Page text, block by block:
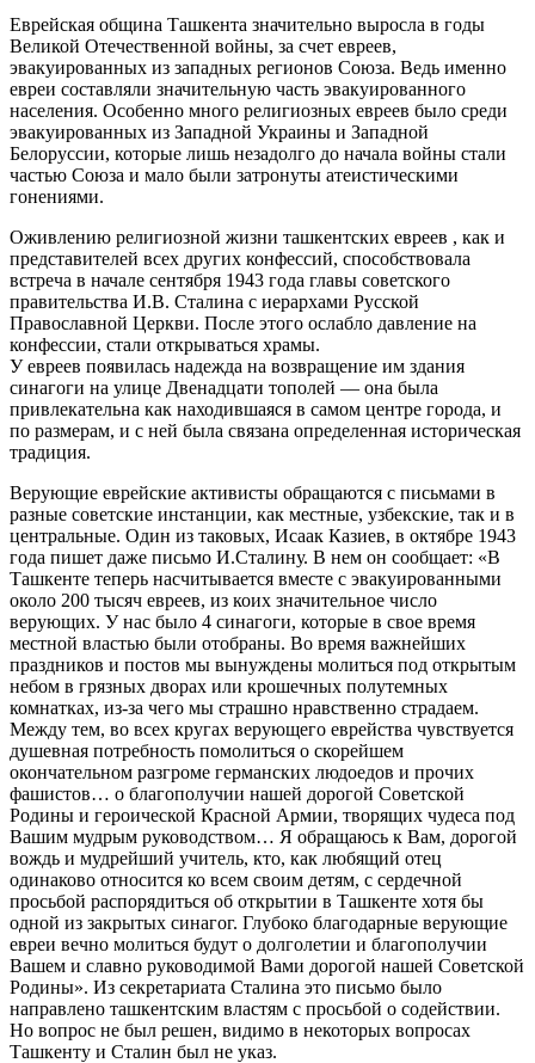
Еврейская община Ташкента значительно выросла в годы
Великой Отечественной войны, за счет евреев,
эвакуированных из западных регионов Союза. Ведь именно
евреи составляли значительную часть эвакуированного
населения. Особенно много религиозных евреев было среди
эвакуированных из Западной Украины и Западной
Белоруссии, которые лишь незадолго до начала войны стали
частью Союза и мало были затронуты атеистическими
гонениями.
Оживлению религиозной жизни ташкентских евреев , как и
представителей всех других конфессий, способствовала
встреча в начале сентября 1943 года главы советского
правительства И.В. Сталина с иерархами Русской
Православной Церкви. После этого ослабло давление на
конфессии, стали открываться храмы.
У евреев появилась надежда на возвращение им здания
синагоги на улице Двенадцати тополей — она была
привлекательна как находившаяся в самом центре города, и
по размерам, и с ней была связана определенная историческая
традиция.
Верующие еврейские активисты обращаются с письмами в
разные советские инстанции, как местные, узбекские, так и в
центральные. Один из таковых, Исаак Казиев, в октябре 1943
года пишет даже письмо И.Сталину. В нем он сообщает: «В
Ташкенте теперь насчитывается вместе с эвакуированными
около 200 тысяч евреев, из коих значительное число
верующих. У нас было 4 синагоги, которые в свое время
местной властью были отобраны. Во время важнейших
праздников и постов мы вынуждены молиться под открытым
небом в грязных дворах или крошечных полутемных
комнатках, из-за чего мы страшно нравственно страдаем.
Между тем, во всех кругах верующего еврейства чувствуется
душевная потребность помолиться о скорейшем
окончательном разгроме германских людоедов и прочих
фашистов… о благополучии нашей дорогой Советской
Родины и героической Красной Армии, творящих чудеса под
Вашим мудрым руководством… Я обращаюсь к Вам, дорогой
вождь и мудрейший учитель, кто, как любящий отец
одинаково относится ко всем своим детям, с сердечной
просьбой распорядиться об открытии в Ташкенте хотя бы
одной из закрытых синагог. Глубоко благодарные верующие
евреи вечно молиться будут о долголетии и благополучии
Вашем и славно руководимой Вами дорогой нашей Советской
Родины». Из секретариата Сталина это письмо было
направлено ташкентским властям с просьбой о содействии.
Но вопрос не был решен, видимо в некоторых вопросах
Ташкенту и Сталин был не указ.